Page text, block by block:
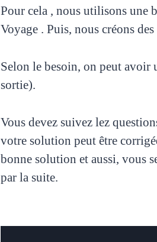
Pour cela , nous utilisons une
Voyage . Puis, nous créons
Selon le besoin, on peut avoir
sortie).
Vous devez suivez lez
votre solution peut être
bonne solution et aussi, vous
par la suite.